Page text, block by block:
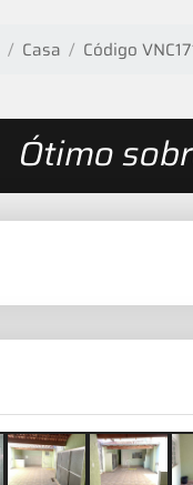
Casa Código
Ótimo